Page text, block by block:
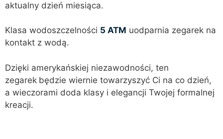
aktualny dzień miesiąca.
Klasa wodoszczelności 5 ATM uodparnia zegarek na
kontakt z wodą.
Dzięki amerykańskiej niezawodności, ten
zegarek będzie wiernie towarzyszyć Ci na co dzień,
a wieczorami doda klasy i elegancji Twojej formalnej
kreacji.